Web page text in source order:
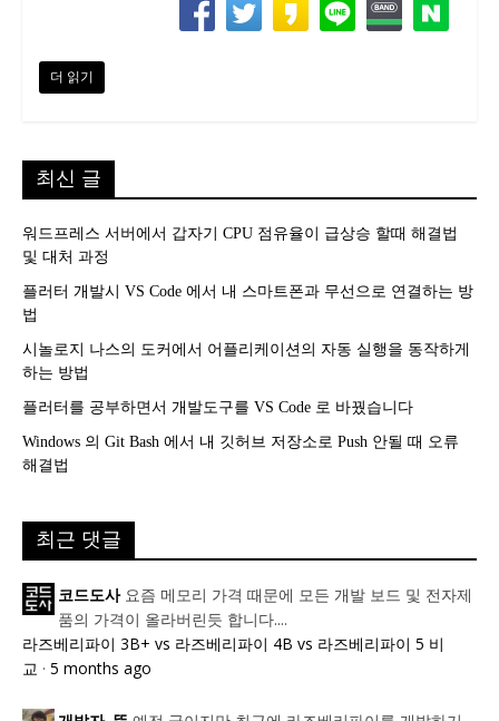
더 읽기
최신 글
워드프레스 서버에서 갑자기 CPU 점유율이 급상승 할때 해결법
및 대처 과정
플러터 개발시 VS Code 에서 내 스마트폰과 무선으로 연결하는 방
법
시놀로지 나스의 도커에서 어플리케이션의 자동 실행을 동작하게
하는 방법
플러터를 공부하면서 개발도구를 VS Code 로 바꿨습니다
Windows 의 Git Bash 에서 내 깃허브 저장소로 Push 안될 때 오류
해결법
최근 댓글
코드도사 요즘 메모리 가격 때문에 모든 개발 보드 및 전자제
품의 가격이 올라버린듯 합니다....
라즈베리파이 3B+ vs 라즈베리파이 4B vs 라즈베리파이 5 비
교 · 5 months ago